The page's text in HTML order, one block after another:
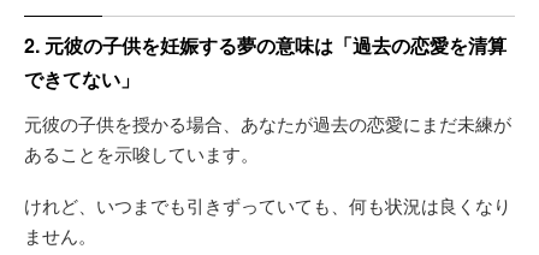
2. 元彼の子供を妊娠する夢の意味は「過去の恋愛を清算
できてない」
元彼の子供を授かる場合、あなたが過去の恋愛にまだ未練が
あることを示唆しています。
けれど、いつまでも引きずっていても、何も状況は良くなり
ません。